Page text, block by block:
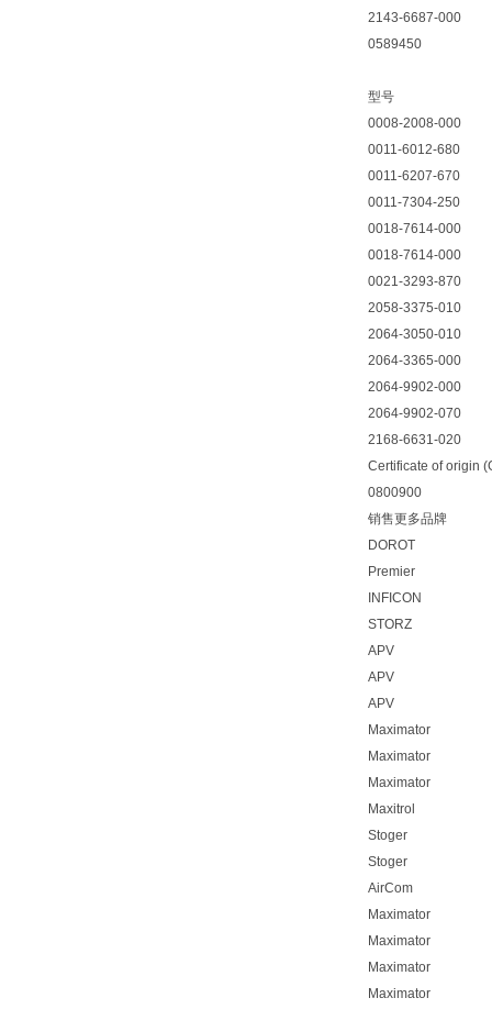
2143-6687-000
0589450
型号
0008-2008-000
0011-6012-680
0011-6207-670
0011-7304-250
0018-7614-000
0018-7614-000
0021-3293-870
2058-3375-010
2064-3050-010
2064-3365-000
2064-9902-000
2064-9902-070
2168-6631-020
Certificate of origin
0800900
销售更多品牌
DOROT
Premier
INFICON
STORZ
APV
APV
APV
Maximator
Maximator
Maximator
Maxitrol
Stoger
Stoger
AirCom
Maximator
Maximator
Maximator
Maximator